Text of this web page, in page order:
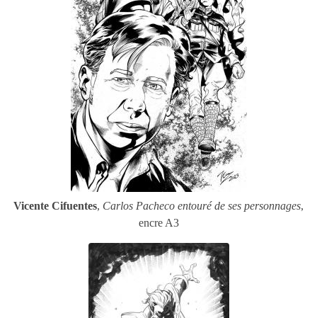
Vicente Cifuentes, Carlos Pacheco entouré de ses personnages,
encre A3